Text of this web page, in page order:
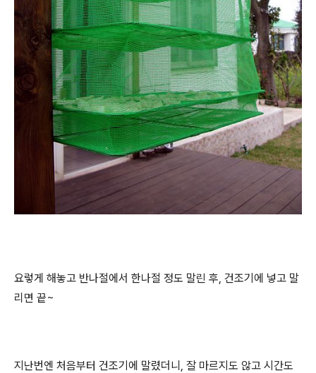
요렇게 해놓고 반나절에서 한나절 정도 말린 후, 건조기에 넣고 말
리면 끝~
지난번엔 처음부터 건조기에 말렸더니, 잘 마르지도 않고 시간도